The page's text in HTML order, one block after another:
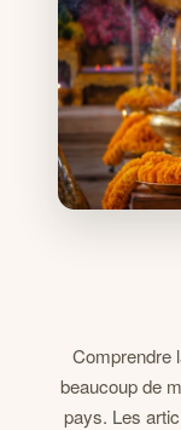
VISITER
MÉTÉO
Comprendre
beaucoup de
pays. Les